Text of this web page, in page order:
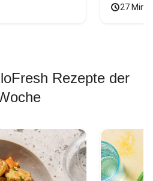
27
Rezepte der